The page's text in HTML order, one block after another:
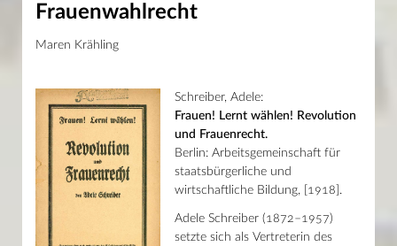
Recherche
Service
Aktuelles
Kulturprogramm
Ausstellungen
Brand und Katastrophe
Sesam, öffne dich!
Träume, Wunder, Abenteuer
Narrenfreiheit!? Eine kleine Geschichte des Regelbruchs
Frauenwahlrecht
Maren Krähling
Schreiber, Adele:
Frauen! Lernt wählen! Revolution
und Frauenrecht.
Berlin: Arbeitsgemeinschaft für
staatsbürgerliche und
wirtschaftliche Bildung, [1918].
Adele Schreiber (1872–1957)
setzte sich als Vertreterin des